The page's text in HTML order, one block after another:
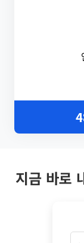
지금 바로